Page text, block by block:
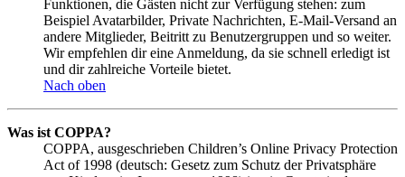
Funktionen, die Gästen nicht zur Verfügung stehen: zum
Beispiel Avatarbilder, Private Nachrichten, E-Mail-Versand an
andere Mitglieder, Beitritt zu Benutzergruppen und so weiter.
Wir empfehlen dir eine Anmeldung, da sie schnell erledigt ist
und dir zahlreiche Vorteile bietet.
Nach oben
Was ist COPPA?
COPPA, ausgeschrieben Children’s Online Privacy Protection
Act of 1998 (deutsch: Gesetz zum Schutz der Privatsphäre